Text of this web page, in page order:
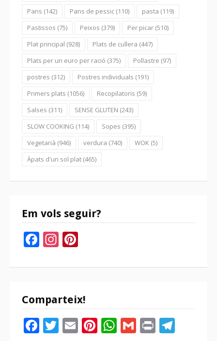
Pans (142) Pans de pessic (110) pasta (119)
Pastissos (75) Peixos (379) Per picar (510)
Plat principal (928) Plats de cullera (447)
Plats per un euro per ració (375) Pollastre (97)
postres (312) Postres individuals (191)
Primers plats (1056) Recopilatoris (59)
Salses (311) SENSE GLUTEN (243)
SLOW COOKING (114) Sopes (395)
Vegetarià (946) verdura (740) WOK (5)
Àpats d'un sol plat (465)
Em vols seguir?
Facebook
Instagram
Comparteix!
Facebook
Twitter
EmailPinterest
WhatsApp
Gmail
Print